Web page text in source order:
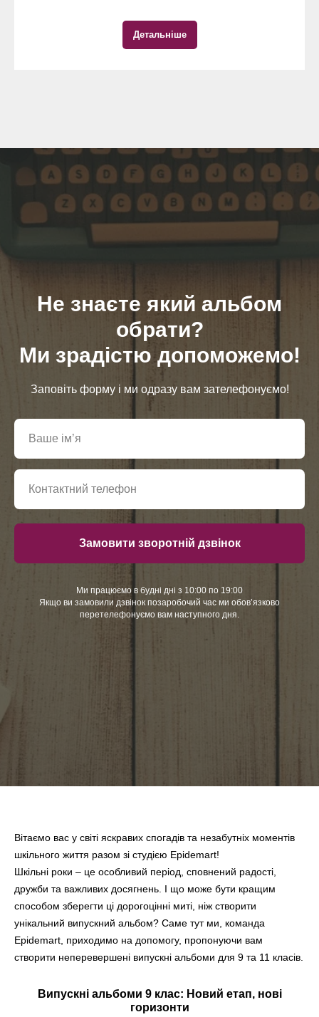
Детальніше
Не знаєте який альбом
обрати?
Ми зрадістю допоможемо!
Заповіть форму і ми одразу вам зателефонуємо!
Замовити зворотній дзвінок
Ми працюємо в будні дні з 10:00 по 19:00
Якщо ви замовили дзвінок позаробочий час ми обовʼязково
перетелефонуємо вам наступного дня.
Вітаємо вас у світі яскравих спогадів та незабутніх моментів
шкільного життя разом зі студією Epidemart!
Шкільні роки – це особливий період, сповнений радості,
дружби та важливих досягнень. І що може бути кращим
способом зберегти ці дорогоцінні миті, ніж створити
унікальний випускний альбом? Саме тут ми, команда
Epidemart, приходимо на допомогу, пропонуючи вам
створити неперевершені випускні альбоми для 9 та 11 класів.
Випускні альбоми 9 клас: Новий етап, нові
горизонти